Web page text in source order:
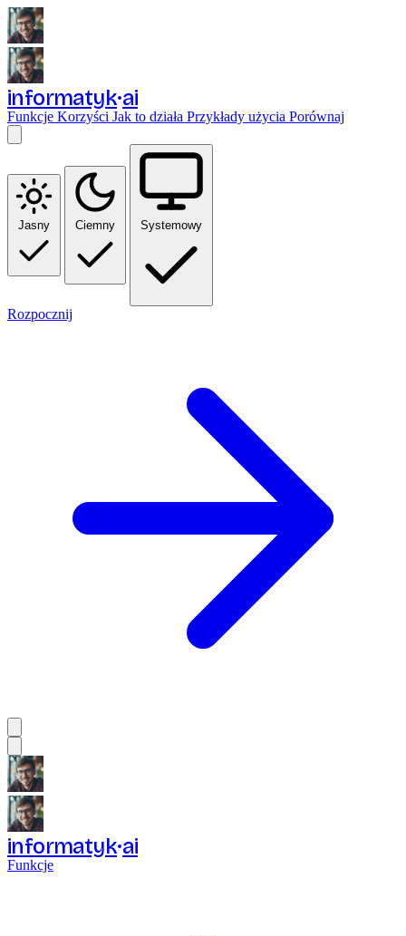
informatyk ai
Funkcje Korzyści Jak to działa Przykłady użycia Porównaj
Jasny Ciemny Systemowy
Rozpocznij
informatyk ai
Funkcje